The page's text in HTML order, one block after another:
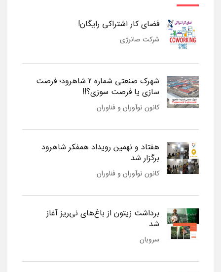
فضای کار اشتراکی رایگان!
شرکت صانرژی
شهرک صنعتی شماره 2 شاهرود؛ فرصت
سازی یا فرصت سوزی؟!!
کانون نوآوران و فناوران
هفتاد و نهمین رویداد همفکر شاهرود
برگزار شد
کانون نوآوران و فناوران
برداشت زیتون از باغ‌های نی‌ریز آغاز
شد
سروبان